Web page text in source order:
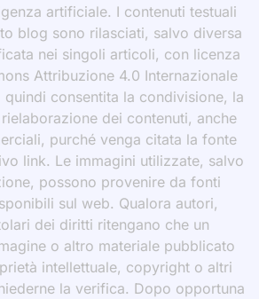
artificiale. I contenuti testuali
blog sono rilasciati, salvo diversa
nei singoli articoli, con licenza
Attribuzione 4.0 Internazionale
consentita la condivisione, la
dei contenuti, anche
purché venga citata la fonte
link. Le immagini utilizzate, salvo
possono provenire da fonti
sul web. Qualora autori,
dei diritti ritengano che un
o altro materiale pubblicato
intellettuale, copyright o altri
la verifica. Dopo opportuna